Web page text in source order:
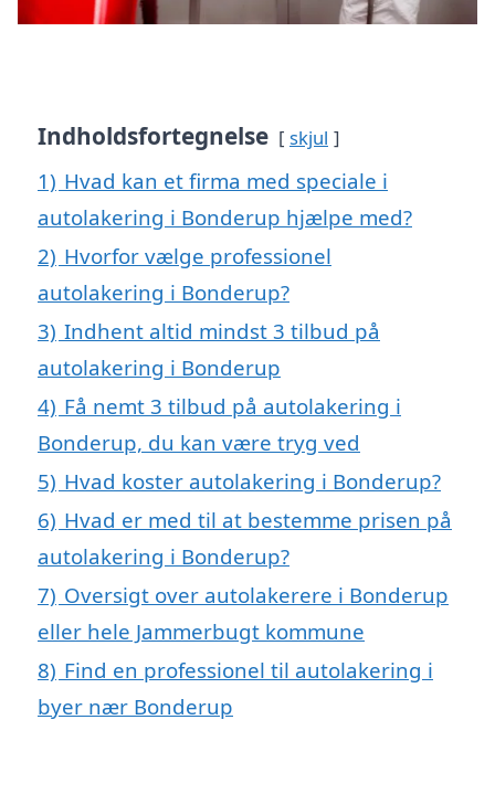
Indholdsfortegnelse skjul
1) Hvad kan et firma med speciale i
autolakering i Bonderup hjælpe med?
2) Hvorfor vælge professionel
autolakering i Bonderup?
3) Indhent altid mindst 3 tilbud på
autolakering i Bonderup
4) Få nemt 3 tilbud på autolakering i
Bonderup, du kan være tryg ved
5) Hvad koster autolakering i Bonderup?
6) Hvad er med til at bestemme prisen på
autolakering i Bonderup?
7) Oversigt over autolakerere i Bonderup
eller hele Jammerbugt kommune
8) Find en professionel til autolakering i
byer nær Bonderup